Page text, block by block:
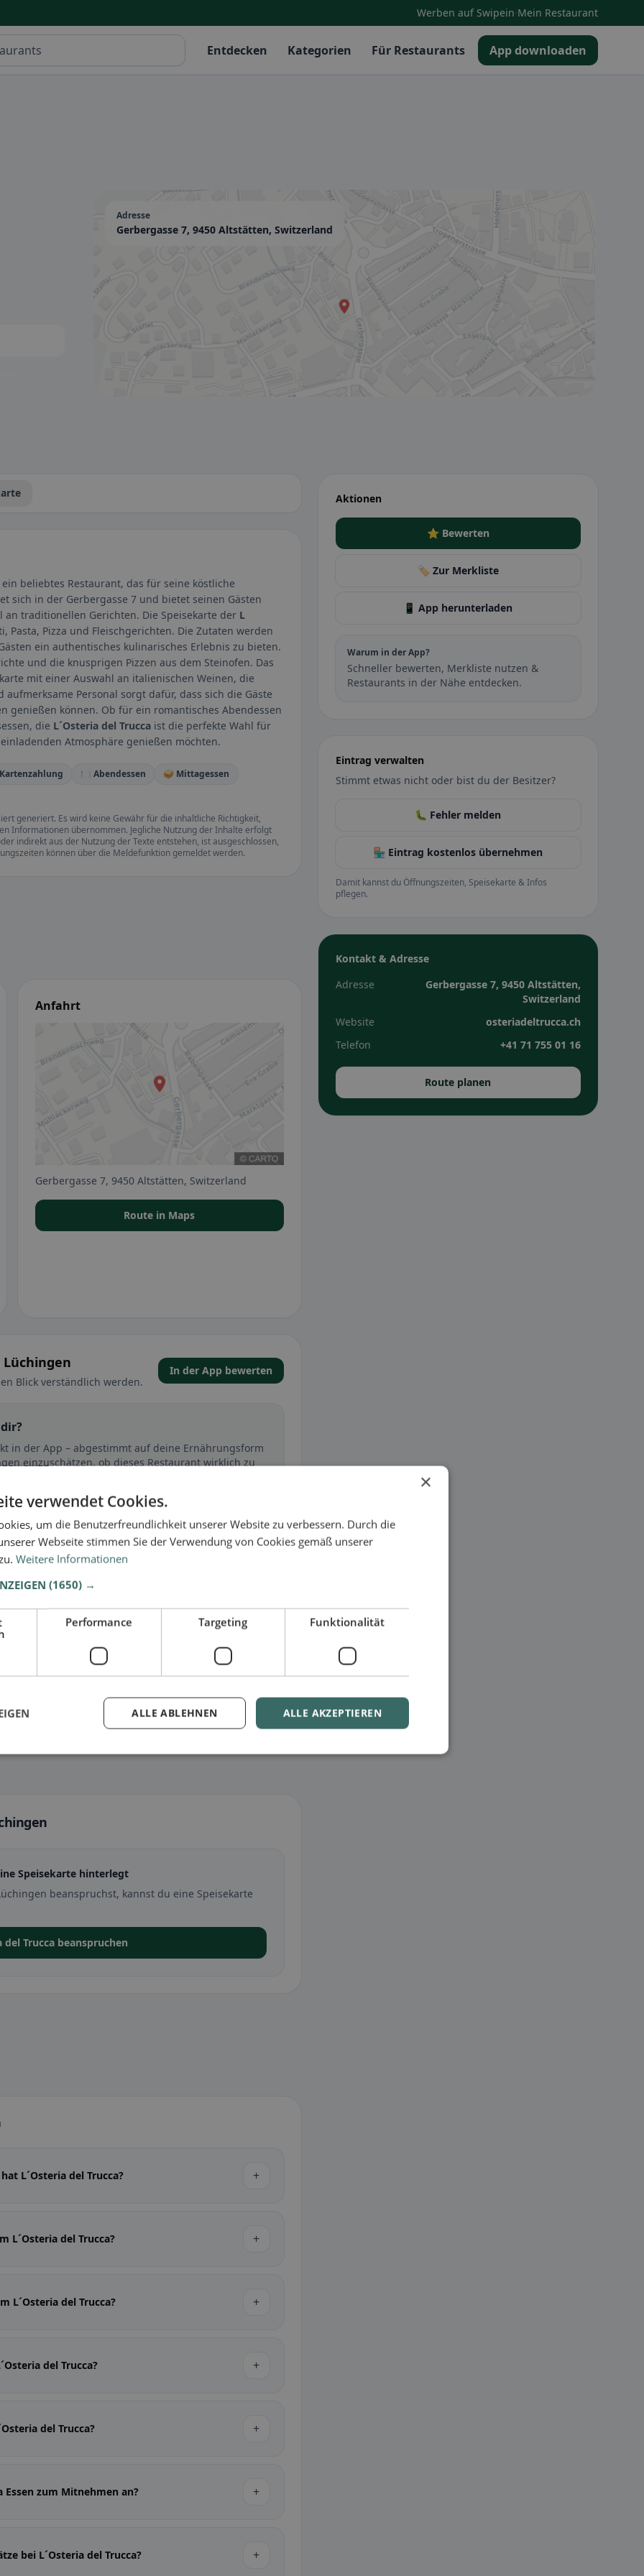
Werben auf Swipein·Mein Restaurant
Entdecken Kategorien Für Restaurants App downloaden
Adresse
Gerbergasse 7, 9450 Altstätten, Switzerland
beliebtes Restaurant, das für seine köstliche
sich in der Gerbergasse 7 und bietet seinen Gästen
traditionellen Gerichten. Die Speisekarte der L
Pasta, Pizza und Fleischgerichten. Die Zutaten werden
ein authentisches kulinarisches Erlebnis zu bieten.
und die knusprigen Pizzen aus dem Steinofen. Das
mit einer Auswahl an italienischen Weinen, die
Personal sorgt dafür, dass sich die Gäste
können. Ob für ein romantisches Abendessen
die L´Osteria del Trucca ist die perfekte Wahl für
Atmosphäre genießen möchten.
🍽️ Abendessen
🥪 Mittagessen
generiert. Es wird keine Gewähr für die inhaltliche Richtigkeit,
Informationen übernommen. Jegliche Nutzung der Inhalte erfolgt
indirekt aus der Nutzung der Texte entstehen, ist ausgeschlossen,
können über die Meldefunktion gemeldet werden.
Anfahrt
Gerbergasse 7, 9450 Altstätten, Switzerland
Route in Maps
Blick verständlich werden.
In der App bewerten
in der App – abgestimmt auf deine Ernährungsform
einzuschätzen, ob dieses Restaurant wirklich zu
🕌 Halal
besonders bei glutenfrei, vegan, vegetarisch oder
Speisekarte hinterlegt
beanspruchst, kannst du eine Speisekarte
del Trucca beanspruchen
L´Osteria del Trucca? +
L´Osteria del Trucca? +
L´Osteria del Trucca? +
del Trucca? +
del Trucca? +
Essen zum Mitnehmen an? +
bei L´Osteria del Trucca? +
Aktionen
⭐ Bewerten
🏷️ Zur Merkliste
📱 App herunterladen
Warum in der App?
Schneller bewerten, Merkliste nutzen &
Restaurants in der Nähe entdecken.
Eintrag verwalten
Stimmt etwas nicht oder bist du der Besitzer?
🐛 Fehler melden
🏪 Eintrag kostenlos übernehmen
Damit kannst du Öffnungszeiten, Speisekarte & Infos
pflegen.
Kontakt & Adresse
Adresse
Gerbergasse 7, 9450 Altstätten,
Switzerland
Website
osteriadeltrucca.ch
Telefon
+41 71 755 01 16
Route planen
×
verwendet Cookies.
um die Benutzerfreundlichkeit unserer Website zu verbessern. Durch die
Webseite stimmen Sie der Verwendung von Cookies gemäß unserer
Weitere Informationen
(1650) →
Performance Targeting Funktionalität
ALLE AKZEPTIEREN
ALLE ABLEHNEN